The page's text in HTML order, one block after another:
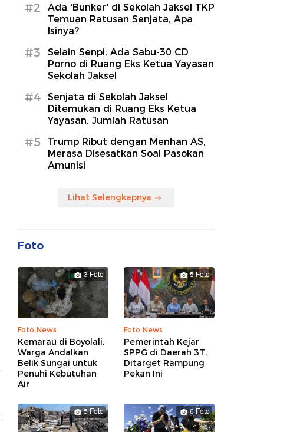
#2
Ada 'Bunker' di Sekolah Jaksel TKP
Temuan Ratusan Senjata, Apa
Isinya?
#3
Selain Senpi, Ada Sabu-30 CD
Porno di Ruang Eks Ketua Yayasan
Sekolah Jaksel
#4
Senjata di Sekolah Jaksel
Ditemukan di Ruang Eks Ketua
Yayasan, Jumlah Ratusan
#5
Trump Ribut dengan Menhan AS,
Merasa Disesatkan Soal Pasokan
Amunisi
Lihat Selengkapnya
Foto
3 Foto
Foto News
Kemarau di Boyolali,
Warga Andalkan
Belik Sungai untuk
Penuhi Kebutuhan
Air
5 Foto
Foto News
Pemerintah Kejar
SPPG di Daerah 3T,
Ditarget Rampung
Pekan Ini
5 Foto 6 Foto